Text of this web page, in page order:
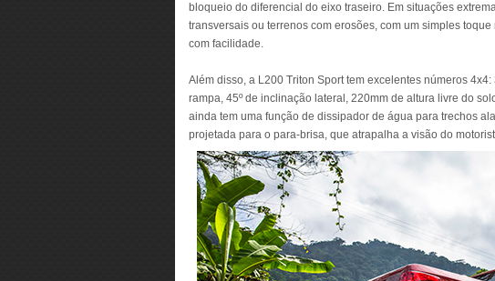
bloqueio do diferencial do eixo traseiro. Em situações
transversais ou terrenos com erosões, com um simples
com facilidade.
Além disso, a L200 Triton Sport tem excelentes números
rampa, 45º de inclinação lateral, 220mm de altura livre do
ainda tem uma função de dissipador de água para trechos
projetada para o para-brisa, que atrapalha a visão do